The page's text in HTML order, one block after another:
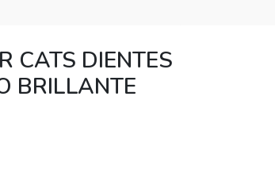
CATS DIENTES
BRILLANTE